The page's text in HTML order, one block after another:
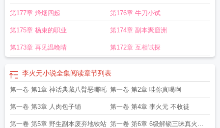
第177章 烽烟四起 第176章 牛刀小试
第175章 杨束的职业 第174章 副本聚窟洲
第173章 再见温晚晴 第172章 互相试探
李火元小说全集阅读章节列表
第一卷 第1章 神话典藏八臂恶哪吒 第一卷 第2章 哇你真喝啊
第一卷 第3章 人肉包子铺 第一卷 第4章 李火元 不收徒
第一卷 第5章 野生副本废弃地铁站 第一卷 第6章 6级解锁三昧真火阴